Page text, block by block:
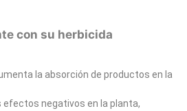
con su herbicida
la absorción de productos en la
efectos negativos en la planta,